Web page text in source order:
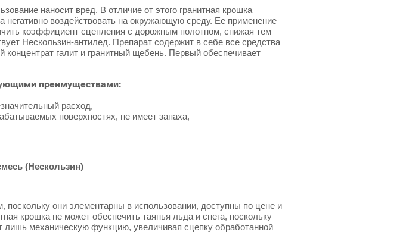
наносит вред. В отличие от этого гранитная крошка
воздействовать на окружающую среду. Ее применение
коэффициент сцепления с дорожным полотном, снижая тем
Нескользин-антилед. Препарат содержит в себе все средства
галит и гранитный щебень. Первый обеспечивает
преимуществами:
расход,
поверхностях, не имеет запаха,
(Нескользин)
они элементарны в использовании, доступны по цене и
крошка не может обеспечить таянья льда и снега, поскольку
механическую функцию, увеличивая сцепку обработанной